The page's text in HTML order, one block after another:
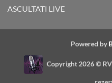
ASCULTATI LIVE
Powered by
Copyright 2026 ©